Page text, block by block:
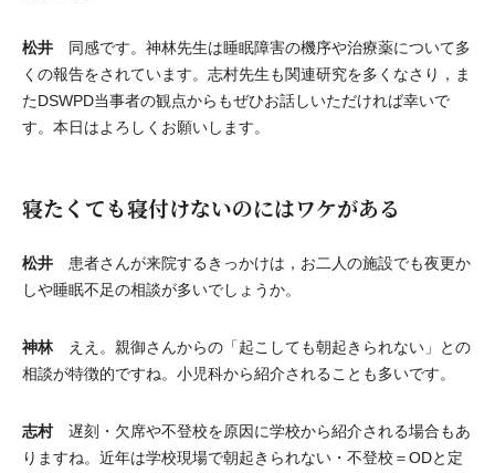
松井 同感です。神林先生は睡眠障害の機序や治療薬について多
くの報告をされています。志村先生も関連研究を多くなさり，ま
たDSWPD当事者の観点からもぜひお話しいただければ幸いで
す。本日はよろしくお願いします。
寝たくても寝付けないのにはワケがある
松井 患者さんが来院するきっかけは，お二人の施設でも夜更か
しや睡眠不足の相談が多いでしょうか。
神林ええ。親御さんからの「起こしても朝起きられない」との
相談が特徴的ですね。小児科から紹介されることも多いです。
志村遅刻・欠席や不登校を原因に学校から紹介される場合もあ
りますね。近年は学校現場で朝起きられない・不登校＝ODと定